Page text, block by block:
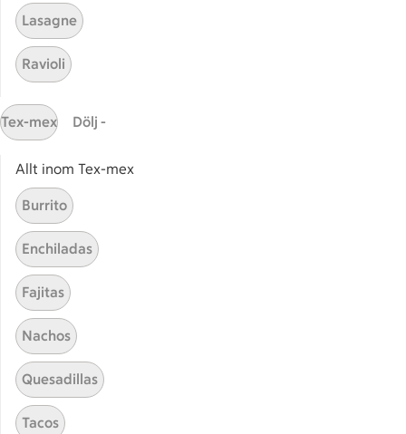
Plockmat fest
Snittar till fest
Sidfot
Start
Få snabbt svar
FAQ
Kundservice
Kontakta oss
Massa erbjudanden
Bli stammis på ICA
Lasagne
Ravioli
Tex-mex Dölj -
Allt inom Tex-mex
Burrito
Enchiladas
Fajitas
Nachos
Quesadillas
Tacos